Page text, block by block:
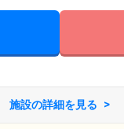
施設の詳細を見る